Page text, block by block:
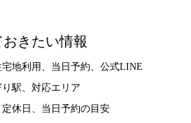
きたい情報
地利用、当日予約、公式LINE
駅、対応エリア
休日、当日予約の目安